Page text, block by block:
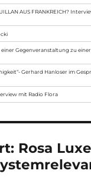
AUS FRANKREICH?
Gegenveranstaltung zu
Gerhard Hanloser im
mit Radio Flora
Rosa